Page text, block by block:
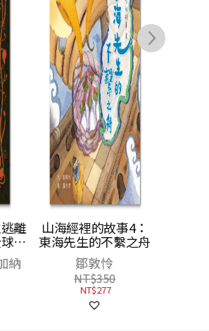
事4：
繫之舟